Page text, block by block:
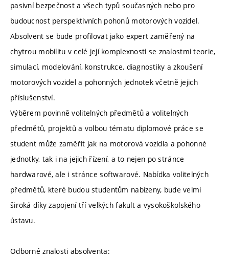
pasivní bezpečnost a všech typů současných nebo pro
budoucnost perspektivních pohonů motorových vozidel.
Absolvent se bude profilovat jako expert zaměřený na
chytrou mobilitu v celé její komplexnosti se znalostmi teorie,
simulací, modelování, konstrukce, diagnostiky a zkoušení
motorových vozidel a pohonných jednotek včetně jejich
příslušenství.
Výběrem povinně volitelných předmětů a volitelných
předmětů, projektů a volbou tématu diplomové práce se
student může zaměřit jak na motorová vozidla a pohonné
jednotky, tak i na jejich řízení, a to nejen po stránce
hardwarové, ale i stránce softwarové. Nabídka volitelných
předmětů, které budou studentům nabízeny, bude velmi
široká díky zapojení tří velkých fakult a vysokoškolského
ústavu.
Odborné znalosti absolventa: